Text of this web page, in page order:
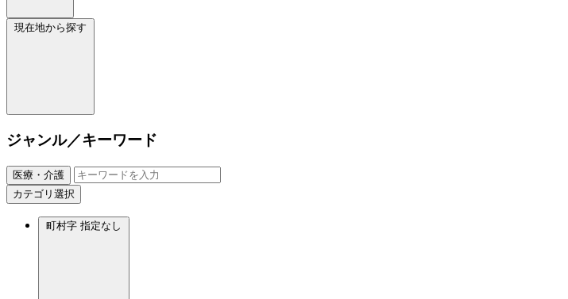
現在地から探す
ジャンル／キーワード
医療・介護
カテゴリ選択
町村字 指定なし